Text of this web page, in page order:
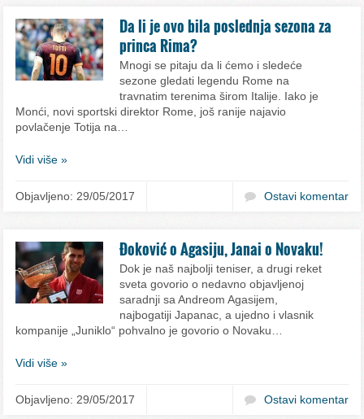
Da li je ovo bila poslednja sezona za
princa Rima?
Mnogi se pitaju da li ćemo i sledeće
sezone gledati legendu Rome na
travnatim terenima širom Italije. Iako je
Monći, novi sportski direktor Rome, još ranije najavio
povlačenje Totija na…
Vidi više »
Objavljeno: 29/05/2017 Ostavi komentar
Đoković o Agasiju, Janai o Novaku!
Dok je naš najbolji teniser, a drugi reket
sveta govorio o nedavno objavljenoj
saradnji sa Andreom Agasijem,
najbogatiji Japanac, a ujedno i vlasnik
kompanije „Juniklo“ pohvalno je govorio o Novaku…
Vidi više »
Objavljeno: 29/05/2017 Ostavi komentar